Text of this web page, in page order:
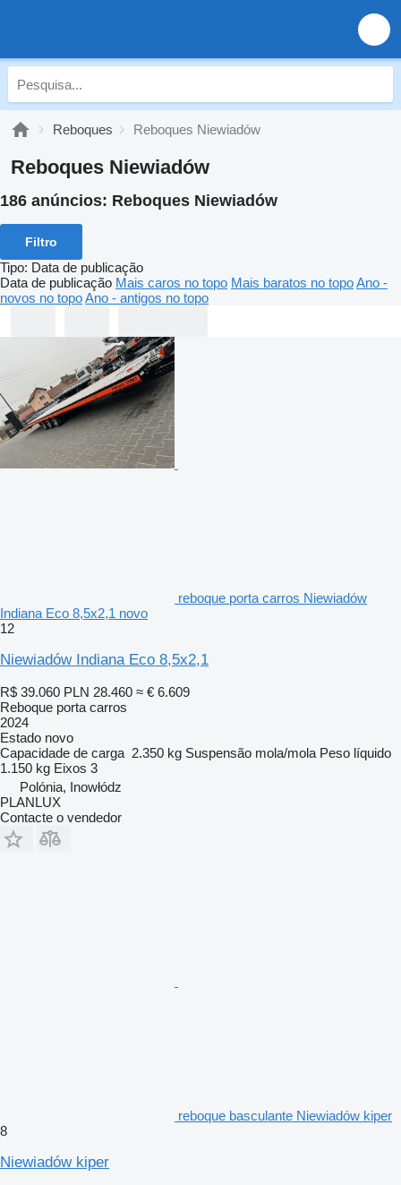
Reboques Reboques Niewiadów
Reboques Niewiadów
186 anúncios: Reboques Niewiadów
Filtro
Tipo: Data de publicação
Data de publicação Mais caros no topo Mais baratos no topoAno -
novos no topoAno - antigos no topo
reboque porta carros Niewiadów
Indiana Eco 8,5x2,1 novo
12
Niewiadów Indiana Eco 8,5x2,1
R$ 39.060 PLN 28.460 ≈ € 6.609
Reboque porta carros
2024
Estado novo
Capacidade de carga 2.350 kg Suspensão mola/mola Peso líquido
1.150 kg Eixos 3
Polónia, Inowłódz
PLANLUX
Contacte o vendedor
reboque basculante Niewiadów kiper
8
Niewiadów kiper